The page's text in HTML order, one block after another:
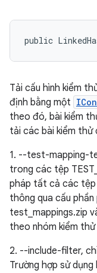
public
Tải cấu hình kiểm
định bằng một
theo đó, bài kiểm
tải các bài kiểm thử
1. --test-mapping-
trong các tệp
pháp tất cả các tệp
thông qua cấu phần
test_mappings.zip
theo nhóm kiểm
2. --include-filter,
Trường hợp sử